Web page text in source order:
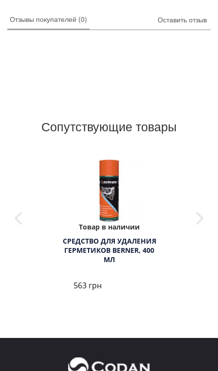
Отзывы покупателей (0) Оставить отзыв
Сопутствующие товары
Товар в наличии
СРЕДСТВО ДЛЯ УДАЛЕНИЯ
ГЕРМЕТИКОВ BERNER, 400
МЛ
563 грн